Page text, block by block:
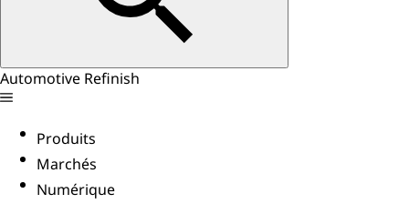
Automotive Refinish
Produits
Marchés
Numérique